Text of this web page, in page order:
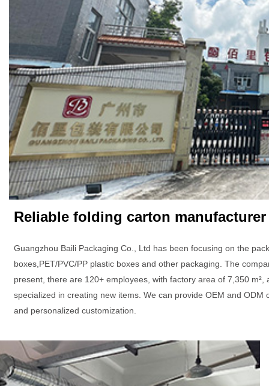
Reliable folding carton manufacturer
Guangzhou Baili Packaging Co., Ltd has been focusing on the
boxes,PET/PVC/PP plastic boxes and other packaging. The
present, there are 120+ employees, with factory area of 7,350
specialized in creating new items. We can provide OEM and
and personalized customization.